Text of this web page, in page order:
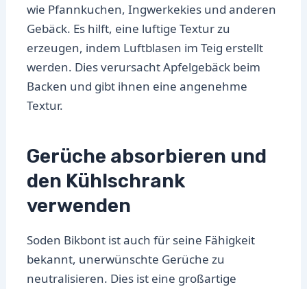
wie Pfannkuchen, Ingwerkekies und anderen
Gebäck. Es hilft, eine luftige Textur zu
erzeugen, indem Luftblasen im Teig erstellt
werden. Dies verursacht Apfelgebäck beim
Backen und gibt ihnen eine angenehme
Textur.
Gerüche absorbieren und
den Kühlschrank
verwenden
Soden Bikbont ist auch für seine Fähigkeit
bekannt, unerwünschte Gerüche zu
neutralisieren. Dies ist eine großartige